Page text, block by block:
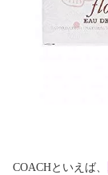
COACHといえば、